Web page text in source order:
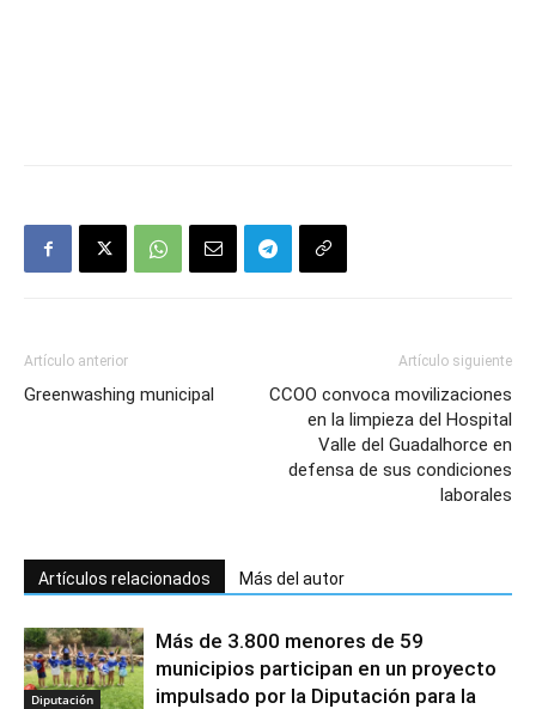
Artículo anterior
Greenwashing municipal
Artículo siguiente
CCOO convoca movilizaciones
en la limpieza del Hospital
Valle del Guadalhorce en
defensa de sus condiciones
laborales
Artículos relacionados Más del autor
Diputación
Más de 3.800 menores de 59
municipios participan en un proyecto
impulsado por la Diputación para la